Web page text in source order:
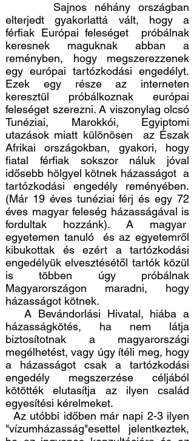
Sajnos néhány országban
elterjedt gyakorlattá vált, hogy a
férfiak Európai feleséget próbálnak
keresnek maguknak abban a
reményben, hogy megszerezzenek
egy európai tartózkodási engedélyt.
Ezek egy része az interneten
keresztül próbálkoznak európai
feleséget szerezni. A viszonylag olcsó
Tunéziai, Marokkói, Egyiptomi
utazások miatt különösen az Észak
Afrikai országokban, gyakori, hogy
fiatal férfiak sokszor náluk jóval
idősebb hölgyel kötnek házasságot a
tartózkodási engedély reményében.
(Már 19 éves tunéziai férj és egy 72
éves magyar feleség házasságával is
fordultak hozzánk). A magyar
egyetemen tanuló és az egyetemről
kibukottak és ezért a tartózkodási
engedélyük elvesztésétől tartók közül
is többen úgy próbálnak
Magyarországon maradni, hogy
házasságot kötnek.
A Bevándorlási Hivatal, hiába a
házasságkötés, ha nem látja
biztosítotnak a magyarországi
megélhetést, vagy úgy ítéli meg, hogy
a házasságot csak a tartózkodási
engedély megszerzése céljából
kötötték elutasítja az ilyen család
egyesítési kérelmeket.
Az utóbbi időben már napi 2-3 ilyen
"vízumházasság"esettel jelentkeztek,